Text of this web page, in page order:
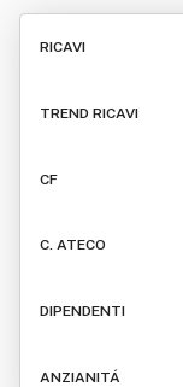
RICAVI
TREND RICAVI
CF
C. ATECO
DIPENDENTI
ANZIANITÁ